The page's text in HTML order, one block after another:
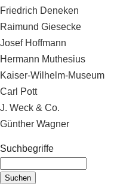
Friedrich Deneken
Raimund Giesecke
Josef Hoffmann
Hermann Muthesius
Kaiser-Wilhelm-Museum
Carl Pott
J. Weck & Co.
Günther Wagner
Suchbegriffe